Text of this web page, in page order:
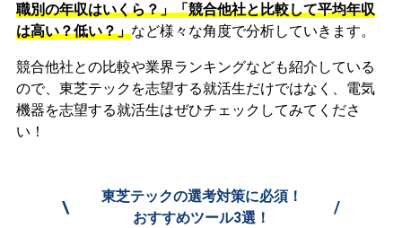
職別の年収はいくら？」「競合他社と比較して平均年収
は高い？低い？」など様々な角度で分析していきます。
競合他社との比較や業界ランキングなども紹介している
ので、東芝テックを志望する就活生だけではなく、電気
機器を志望する就活生はぜひチェックしてみてくださ
い！
\
東芝テックの選考対策に必須！
おすすめツール3選！
/